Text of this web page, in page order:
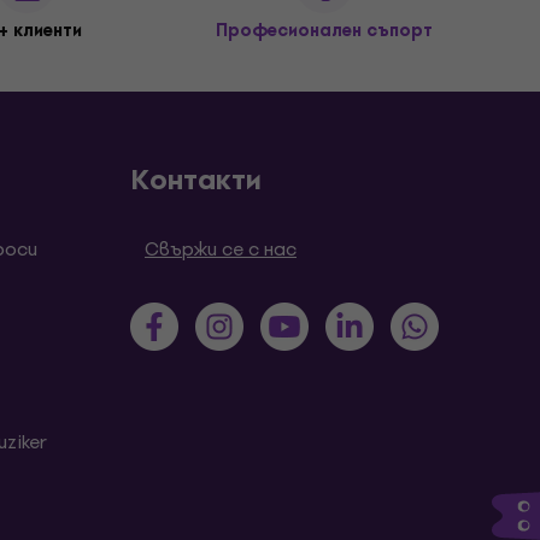
клиенти Професионален съпорт
Контакти
Свържи се с нас